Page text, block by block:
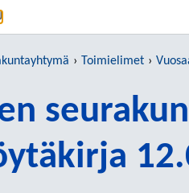
Toimielimet